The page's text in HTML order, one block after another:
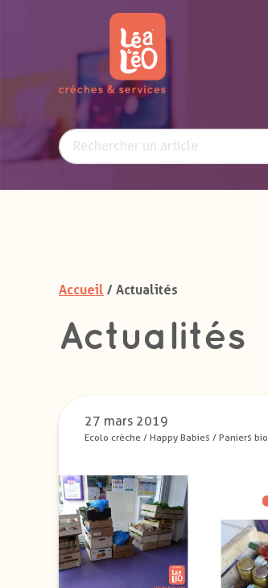
Accueil / Actualités
Actualités
27 mars 2019
Ecolo crèche / Happy Babies / Paniers bio